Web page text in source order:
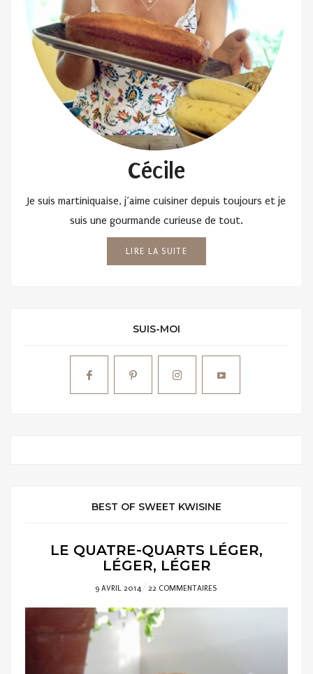
Cécile
Je suis martiniquaise, j’aime cuisiner depuis toujours et je
suis une gourmande curieuse de tout.
LIRE LA SUITE
SUIS-MOI
BEST OF SWEET KWISINE
LE QUATRE-QUARTS LÉGER,
LÉGER, LÉGER
POSTED
ON
9 AVRIL 2014 22 COMMENTAIRES